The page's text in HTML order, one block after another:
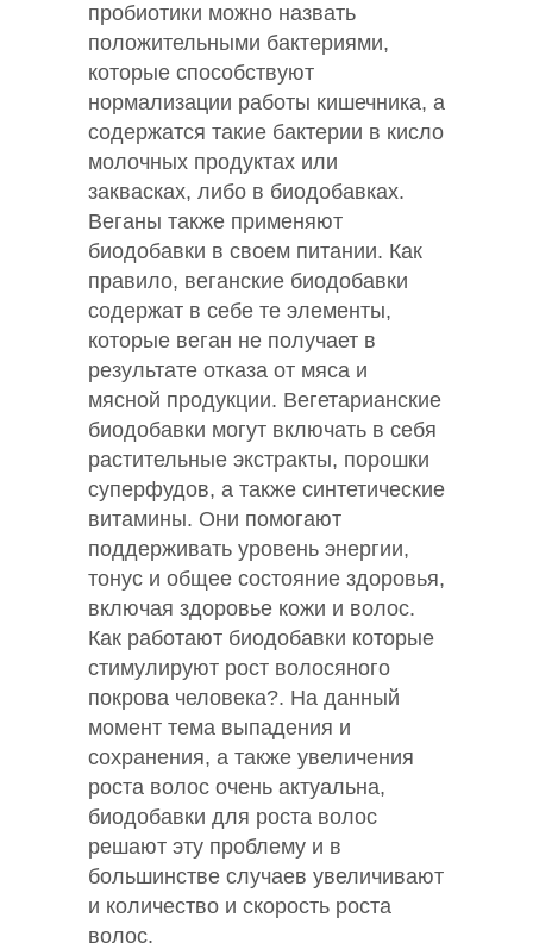
пробиотики можно назвать
положительными бактериями,
которые способствуют
нормализации работы кишечника, а
содержатся такие бактерии в кисло
молочных продуктах или
заквасках, либо в биодобавках.
Веганы также применяют
биодобавки в своем питании. Как
правило, веганские биодобавки
содержат в себе те элементы,
которые веган не получает в
результате отказа от мяса и
мясной продукции. Вегетарианские
биодобавки могут включать в себя
растительные экстракты, порошки
суперфудов, а также синтетические
витамины. Они помогают
поддерживать уровень энергии,
тонус и общее состояние здоровья,
включая здоровье кожи и волос.
Как работают биодобавки которые
стимулируют рост волосяного
покрова человека?. На данный
момент тема выпадения и
сохранения, а также увеличения
роста волос очень актуальна,
биодобавки для роста волос
решают эту проблему и в
большинстве случаев увеличивают
и количество и скорость роста
волос.